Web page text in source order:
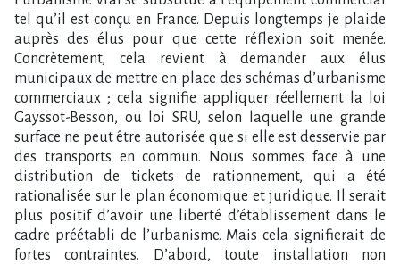
tel qu’il est conçu en France. Depuis longtemps je plaide
auprès des élus pour que cette réflexion soit menée.
Concrètement, cela revient à demander aux élus
municipaux de mettre en place des schémas d’urbanisme
commerciaux ; cela signifie appliquer réellement la loi
Gayssot-Besson, ou loi SRU, selon laquelle une grande
surface ne peut être autorisée que si elle est desservie par
des transports en commun. Nous sommes face à une
distribution de tickets de rationnement, qui a été
rationalisée sur le plan économique et juridique. Il serait
plus positif d’avoir une liberté d’établissement dans le
cadre préétabli de l’urbanisme. Mais cela signifierait de
fortes contraintes. D’abord, toute installation non